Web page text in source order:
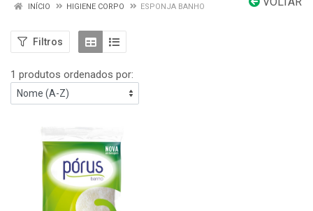
INÍCIO HIGIENE CORPO ESPONJA BANHO
Filtros
1 produtos ordenados por: